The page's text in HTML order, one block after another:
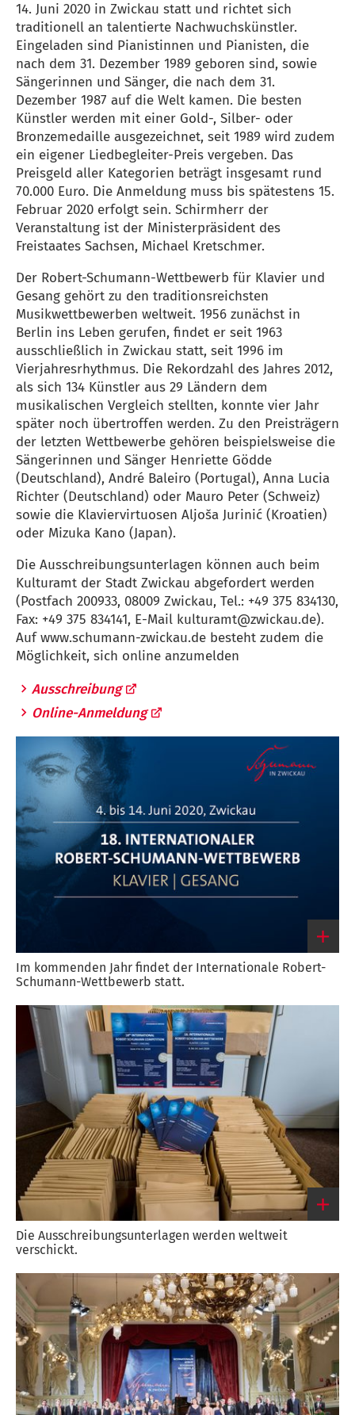
14. Juni 2020 in Zwickau statt und richtet sich
traditionell an talentierte Nachwuchskünstler.
Eingeladen sind Pianistinnen und Pianisten, die
nach dem 31. Dezember 1989 geboren sind, sowie
Sängerinnen und Sänger, die nach dem 31.
Dezember 1987 auf die Welt kamen. Die besten
Künstler werden mit einer Gold-, Silber- oder
Bronzemedaille ausgezeichnet, seit 1989 wird zudem
ein eigener Liedbegleiter-Preis vergeben. Das
Preisgeld aller Kategorien beträgt insgesamt rund
70.000 Euro. Die Anmeldung muss bis spätestens 15.
Februar 2020 erfolgt sein. Schirmherr der
Veranstaltung ist der Ministerpräsident des
Freistaates Sachsen, Michael Kretschmer.
Der Robert-Schumann-Wettbewerb für Klavier und
Gesang gehört zu den traditionsreichsten
Musikwettbewerben weltweit. 1956 zunächst in
Berlin ins Leben gerufen, findet er seit 1963
ausschließlich in Zwickau statt, seit 1996 im
Vierjahresrhythmus. Die Rekordzahl des Jahres 2012,
als sich 134 Künstler aus 29 Ländern dem
musikalischen Vergleich stellten, konnte vier Jahr
später noch übertroffen werden. Zu den Preisträgern
der letzten Wettbewerbe gehören beispielsweise die
Sängerinnen und Sänger Henriette Gödde
(Deutschland), André Baleiro (Portugal), Anna Lucia
Richter (Deutschland) oder Mauro Peter (Schweiz)
sowie die Klaviervirtuosen Aljoša Jurinić (Kroatien)
oder Mizuka Kano (Japan).
Die Ausschreibungsunterlagen können auch beim
Kulturamt der Stadt Zwickau abgefordert werden
(Postfach 200933, 08009 Zwickau, Tel.: +49 375 834130,
Fax: +49 375 834141, E-Mail kulturamt zwickau de).
Auf www.schumann-zwickau.de besteht zudem die
Möglichkeit, sich online anzumelden
Ausschreibung
Online-Anmeldung
Im kommenden Jahr findet der Internationale Robert-
Schumann-Wettbewerb statt.
zum
großen
Bild
Die Ausschreibungsunterlagen werden weltweit
verschickt.
zum
großen
Bild